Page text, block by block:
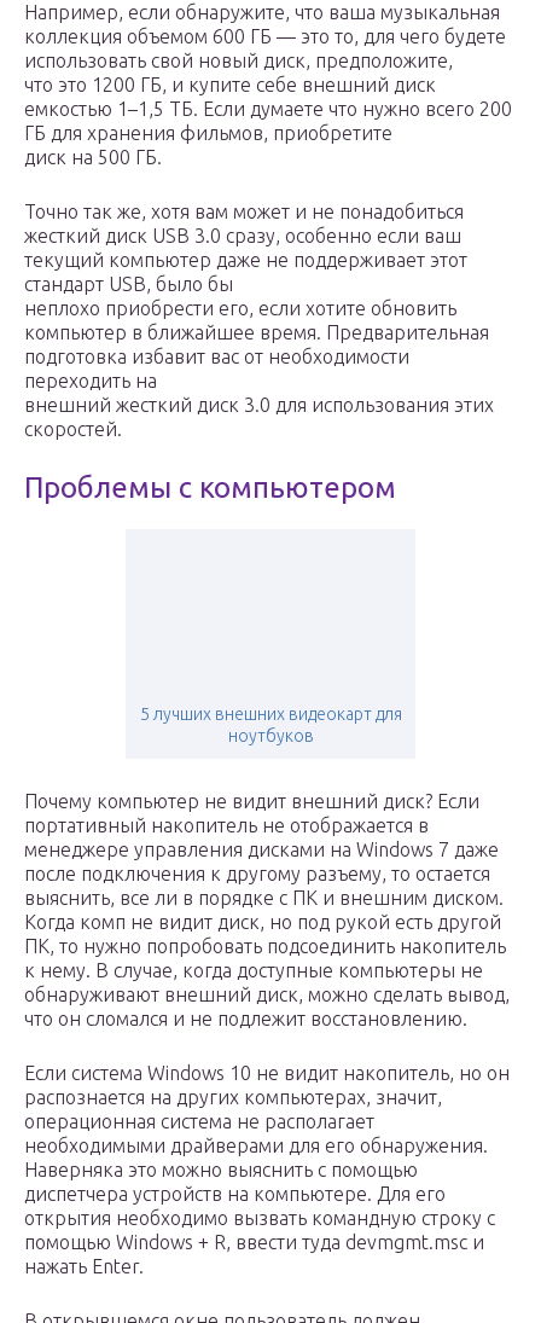
Например, если обнаружите, что ваша музыкальная
коллекция объемом 600 ГБ — это то, для чего будете
использовать свой новый диск, предположите,
что это 1200 ГБ, и купите себе внешний диск
емкостью 1–1,5 ТБ. Если думаете что нужно всего 200
ГБ для хранения фильмов, приобретите
диск на 500 ГБ.
Точно так же, хотя вам может и не понадобиться
жесткий диск USB 3.0 сразу, особенно если ваш
текущий компьютер даже не поддерживает этот
стандарт USB, было бы
неплохо приобрести его, если хотите обновить
компьютер в ближайшее время. Предварительная
подготовка избавит вас от необходимости
переходить на
внешний жесткий диск 3.0 для использования этих
скоростей.
Проблемы с компьютером
5 лучших внешних видеокарт для
ноутбуков
Почему компьютер не видит внешний диск? Если
портативный накопитель не отображается в
менеджере управления дисками на Windows 7 даже
после подключения к другому разъему, то остается
выяснить, все ли в порядке с ПК и внешним диском.
Когда комп не видит диск, но под рукой есть другой
ПК, то нужно попробовать подсоединить накопитель
к нему. В случае, когда доступные компьютеры не
обнаруживают внешний диск, можно сделать вывод,
что он сломался и не подлежит восстановлению.
Если система Windows 10 не видит накопитель, но он
распознается на других компьютерах, значит,
операционная система не располагает
необходимыми драйверами для его обнаружения.
Наверняка это можно выяснить с помощью
диспетчера устройств на компьютере. Для его
открытия необходимо вызвать командную строку с
помощью Windows + R, ввести туда devmgmt.msc и
нажать Enter.